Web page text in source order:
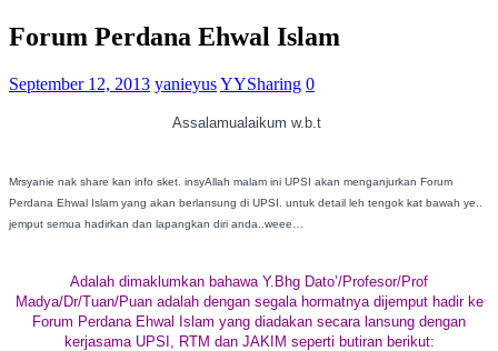
Forum Perdana Ehwal Islam
September 12, 2013 yanieyusYYSharing 0
Assalamualaikum w.b.t
Mrsyanie nak share kan info sket. insyAllah malam ini UPSI akan menganjurkan Forum
Perdana Ehwal Islam yang akan berlansung di UPSI. untuk detail leh tengok kat bawah ye..
jemput semua hadirkan dan lapangkan diri anda..weee…
Adalah dimaklumkan bahawa Y.Bhg Dato’/Profesor/Prof
Madya/Dr/Tuan/Puan adalah dengan segala hormatnya dijemput hadir ke
Forum Perdana Ehwal Islam yang diadakan secara lansung dengan
kerjasama UPSI, RTM dan JAKIM seperti butiran berikut: